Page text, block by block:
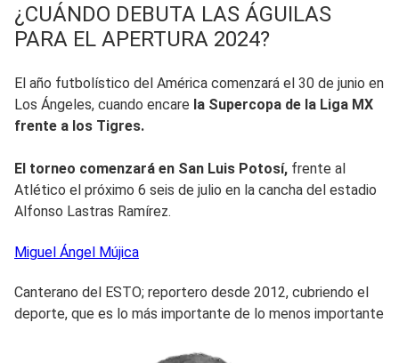
¿CUÁNDO DEBUTA LAS ÁGUILAS
PARA EL APERTURA 2024?
El año futbolístico del América comenzará el 30 de junio en
Los Ángeles, cuando encare la Supercopa de la Liga MX
frente a los Tigres.
El torneo comenzará en San Luis Potosí, frente al
Atlético el próximo 6 seis de julio en la cancha del estadio
Alfonso Lastras Ramírez.
Miguel Ángel Mújica
Canterano del ESTO; reportero desde 2012, cubriendo el
deporte, que es lo más importante de lo menos importante